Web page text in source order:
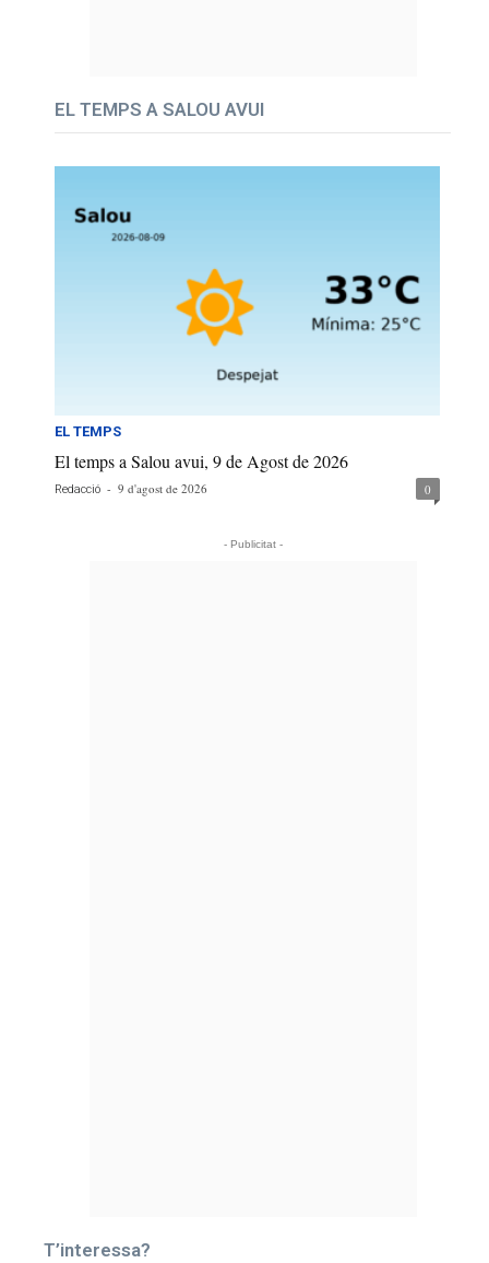
EL TEMPS A SALOU AVUI
EL TEMPS
El temps a Salou avui, 9 de Agost de 2026
Redacció - 9 d'agost de 2026 0
- Publicitat -
T’interessa?